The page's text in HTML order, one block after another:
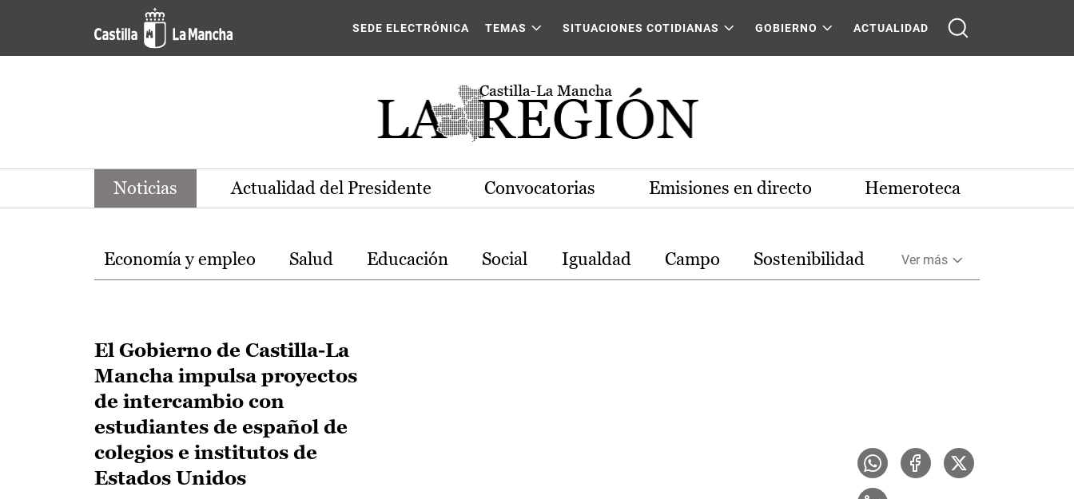
Pasar al contenido principal
Noticias de la región de Castilla-La Mancha
SEDE ELECTRÓNICA TEMAS SITUACIONES COTIDIANAS GOBIERNO ACTUALIDAD
Noticias Actualidad del Presidente Convocatorias Emisiones en directo Hemeroteca
Temas
Economía y empleo Salud Educación Social Igualdad Campo Sostenibilidad Ver más
El Gobierno de Castilla-La
Mancha impulsa proyectos
de intercambio con
estudiantes de español de
colegios e institutos de
Estados Unidos